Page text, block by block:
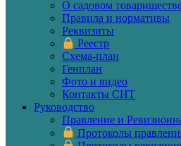
О садовом
Правила и нормативы
Реквизиты
Реестр
Схема-план
Генплан
Фото и видео
Контакты СНТ
Руководство
Правление и
Протоколы